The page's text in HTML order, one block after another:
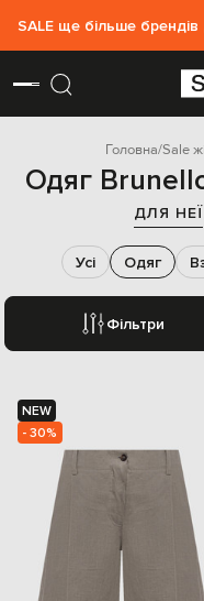
SALE ще більше
Головна Sale
Одяг
ДЛЯ НЕЇ
Фільтри
Усі Одяг
NEW
- 30%